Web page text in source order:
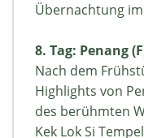
Übernachtung
8. Tag: Penang
Nach dem
Highlights von
des berühmten
Kek Lok Si